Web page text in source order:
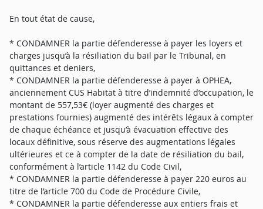
En tout état de cause,
* CONDAMNER la partie défenderesse à payer les loyers et
charges jusqu’à la résiliation du bail par le Tribunal, en
quittances et deniers,
* CONDAMNER la partie défenderesse à payer à OPHEA,
anciennement CUS Habitat à titre d’indemnité d’occupation, le
montant de 557,53€ (loyer augmenté des charges et
prestations fournies) augmenté des intérêts légaux à compter
de chaque échéance et jusqu’à évacuation effective des
locaux définitive, sous réserve des augmentations légales
ultérieures et ce à compter de la date de résiliation du bail,
conformément à l’article 1142 du Code Civil,
* CONDAMNER la partie défenderesse à payer 220 euros au
titre de l’article 700 du Code de Procédure Civile,
* CONDAMNER la partie défenderesse aux entiers frais et